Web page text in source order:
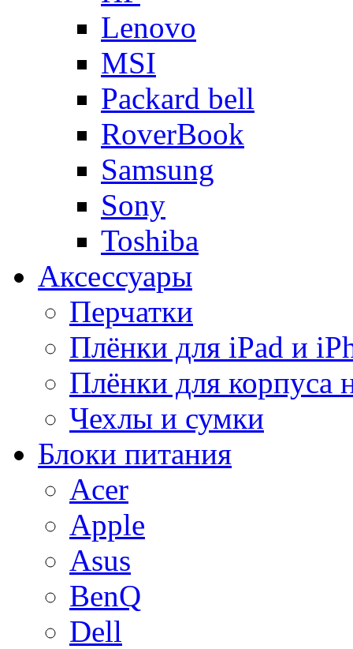
Lenovo
MSI
Packard bell
RoverBook
Samsung
Sony
Toshiba
Аксессуары
Перчатки
Плёнки для iPad и
Плёнки для корпуса
Чехлы и сумки
Блоки питания
Acer
Apple
Asus
BenQ
Dell